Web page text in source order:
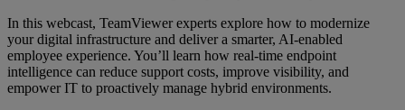
In this webcast, TeamViewer experts explore how to modernize
your digital infrastructure and deliver a smarter, AI-enabled
employee experience. You’ll learn how real-time endpoint
intelligence can reduce support costs, improve visibility, and
empower IT to proactively manage hybrid environments.